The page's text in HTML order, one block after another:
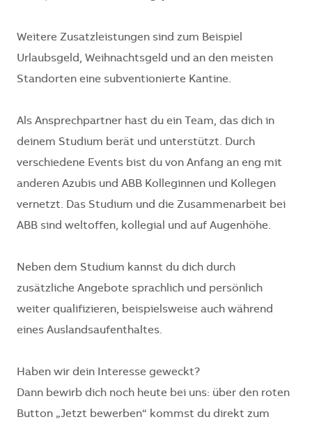
Weitere Zusatzleistungen sind zum Beispiel
Urlaubsgeld, Weihnachtsgeld und an den meisten
Standorten eine subventionierte Kantine.
Als Ansprechpartner hast du ein Team, das dich in
deinem Studium berät und unterstützt. Durch
verschiedene Events bist du von Anfang an eng mit
anderen Azubis und ABB Kolleginnen und Kollegen
vernetzt. Das Studium und die Zusammenarbeit bei
ABB sind weltoffen, kollegial und auf Augenhöhe.
Neben dem Studium kannst du dich durch
zusätzliche Angebote sprachlich und persönlich
weiter qualifizieren, beispielsweise auch während
eines Auslandsaufenthaltes.
Haben wir dein Interesse geweckt?
Dann bewirb dich noch heute bei uns: über den roten
Button „Jetzt bewerben“ kommst du direkt zum